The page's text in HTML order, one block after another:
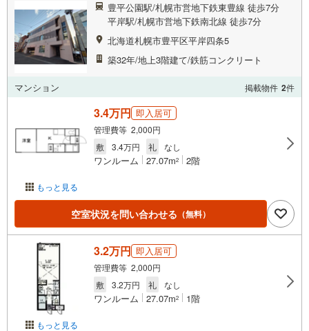
豊平公園駅/札幌市営地下鉄東豊線 徒歩7分
平岸駅/札幌市営地下鉄南北線 徒歩7分
北海道札幌市豊平区平岸四条5
築32年/地上3階建て/鉄筋コンクリート
マンション 掲載物件 2件
もっと見る
3.4万円 即入居可
管理費等 2,000円
敷
3.4万円 礼 なし
ワンルーム 27.07m2 2階
空室状況を問い合わせる （無料）
もっと見る
3.2万円 即入居可
管理費等 2,000円
敷
3.2万円 礼 なし
ワンルーム 27.07m2 1階